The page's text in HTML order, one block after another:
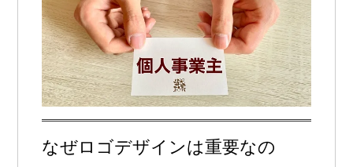
なぜロゴデザインは重要なの